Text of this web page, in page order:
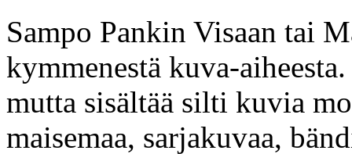
Sampo Pankin Visaan tai
kymmenestä kuva-
mutta sisältää silti kuvia
maisemaa, sarjakuvaa,